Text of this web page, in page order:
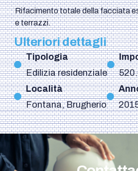
Tipologia
Edilizia residenziale
Località
Fontana, Brugherio
Ulteriori dettagli
Rifacimento totale della facciata
e terrazzi.